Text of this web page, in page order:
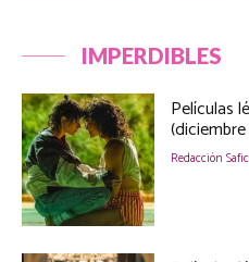
IMPERDIBLES
Películas
Redacción